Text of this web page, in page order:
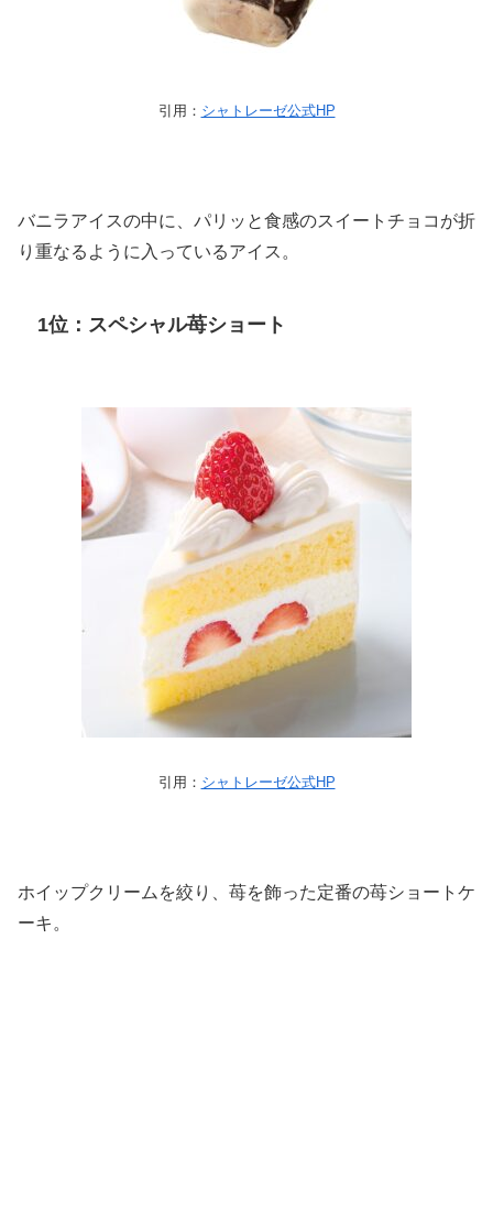
引用： シャトレーゼ公式HP
バニラアイスの中に、パリッと食感のスイートチョコが折
り重なるように入っているアイス。
1位：スペシャル苺ショート
引用： シャトレーゼ公式HP
ホイップクリームを絞り、苺を飾った定番の苺ショートケ
ーキ。